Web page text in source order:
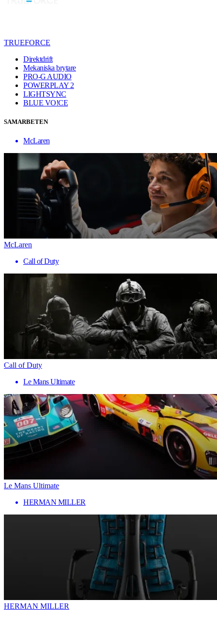
TRUEFORCE
Direktdrift
Mekaniska brytare
PRO-G AUDIO
POWERPLAY 2
LIGHTSYNC
BLUE VO!CE
SAMARBETEN
McLaren
McLaren
Call of Duty
Call of Duty
Le Mans Ultimate
Le Mans Ultimate
HERMAN MILLER
HERMAN MILLER